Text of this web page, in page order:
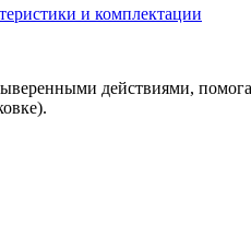
и комплектации
действиями,